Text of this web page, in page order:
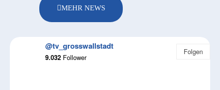
MEHR NEWS
@tv_grosswallstadt
9.032 Follower
Folgen